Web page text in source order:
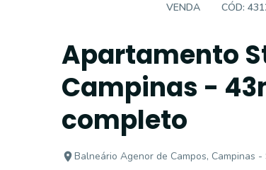
VENDA CÓD:
Apartamento
Campinas -
completo
Balneário Agenor de Campos, Campinas -